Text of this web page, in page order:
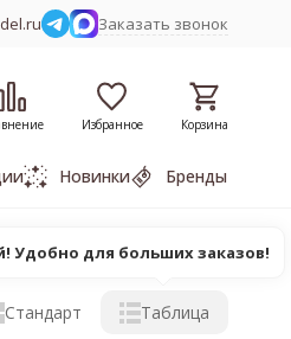
Заказать звонок
Избранное Корзина
Новинки Бренды
Стандарт Таблица
Удобно для больших заказов!